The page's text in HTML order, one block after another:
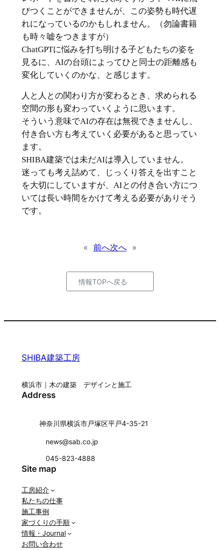
びつくことができませんが、この姿勢も時代遅
れになっているのかもしれません。（勿論書籍
も時々嘘をつきますが）
ChatGPTに悩みを打ち明ける子どもたちの姿を
見るに、AIの台頭によってひと同士の距離感も
変化していくのかな、と感じます。
人と人との関わり方が変わるとき、求められる
空間の形も変わっていくように思います。
そういう意味でAIの存在は無視できませんし、
付き合い方も考えていく必要があると思ってい
ます。
SHIBA建築では未だAIは導入していません。
迷っても考え詰めて、じっくり答えを出すこと
を大切にしていますが、AIとの付き合い方につ
いては長い時間をかけて考える必要がありそう
です。
« 前へ次へ »
情報TOPへ戻る
SHIBA建築工房
横浜市｜木の建築 デザインと施工
Address
神奈川県横浜市戸塚区平戸4-35-21
news@sab.co.jp
045-823-4888
Site map
工房紹介
私たちの仕事
施工事例
家づくりの手順
情報・Journal
お問い合わせ